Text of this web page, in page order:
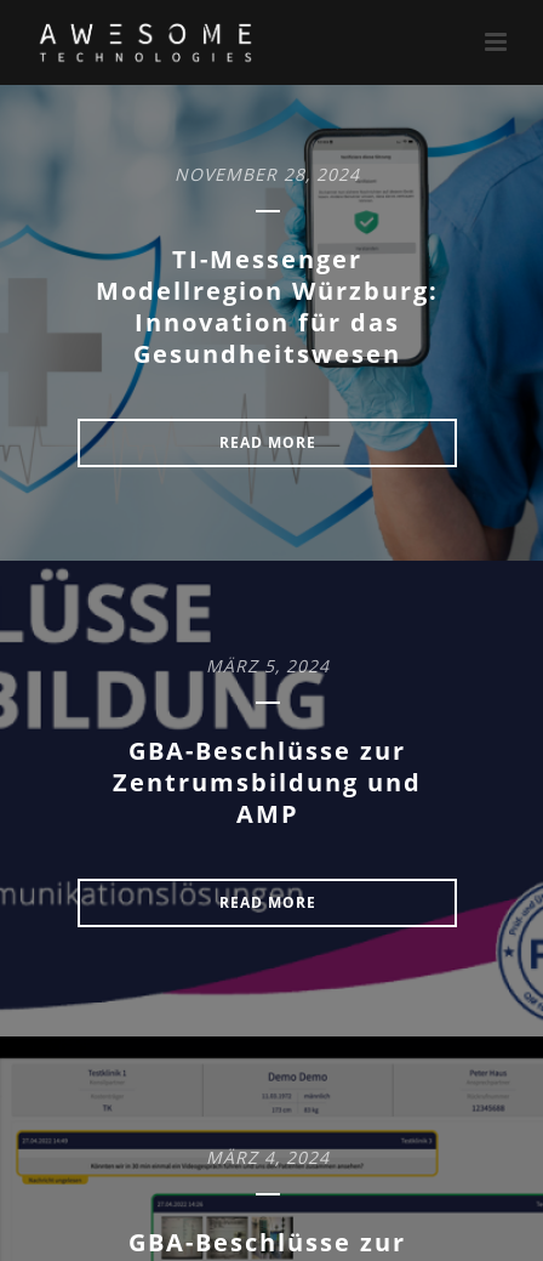
NOVEMBER 28, 2024
TI-Messenger
Modellregion Würzburg:
Innovation für das
Gesundheitswesen
READ MORE
MÄRZ 5, 2024
GBA-Beschlüsse zur
Zentrumsbildung und
AMP
READ MORE
MÄRZ 4, 2024
GBA-Beschlüsse zur